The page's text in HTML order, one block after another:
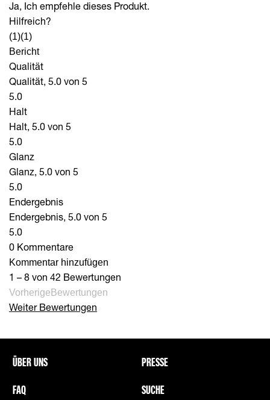
Ja, Ich empfehle dieses Produkt.
Hilfreich?
(1)(1)
Bericht
Qualität
Qualität, 5.0 von 5
5.0
Halt
Halt, 5.0 von 5
5.0
Glanz
Glanz, 5.0 von 5
5.0
Endergebnis
Endergebnis, 5.0 von 5
5.0
0 Kommentare
Kommentar hinzufügen
1 – 8 von 42 Bewertungen
VorherigeBewertungen
Weiter Bewertungen
ÜBER UNS
FAQ
PRESSE
SUCHE